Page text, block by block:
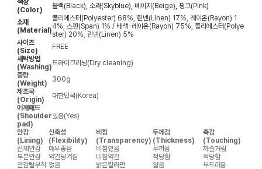
색상
(Color)
블랙(Black), 소라(Skyblue), 베이지(Beige), 핑크(Pink)
소재
(Material)
폴리에스터(Polyester) 68%, 린넨(Linen) 17%, 레이온(Rayon) 1
4%, 스판(Span) 1% / 배색-레이온(Rayon) 75%, 폴리에스터(Polye
ster) 20%, 린넨(Linen) 5%
사이즈
(Size)
FREE
세탁방법
(Washing)드라이크리닝(Dry cleaning)
중량
(Weight)
300g
제조국
(Origin)
대한민국(Korea)
어깨패드
(Shoulder
pad)
있음(Yes)
안감
(Lining)
신축성
(Flexibility)
비침
(Transparency)
두께감
(Thickness)
촉감
(Touching)
전체안감
매우좋음 비침있음 두꺼움
까슬거림
부분안감
약간당겨짐 비침약간 적당함
적당함
안감탈부착 없음 밝은칼라만 얇음
부드러움